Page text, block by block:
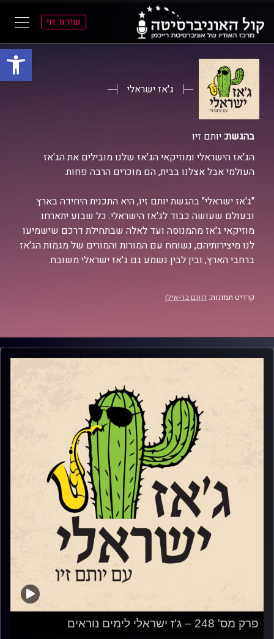
פתח
שידור חי
ג'אז ישראלי
בהגשת:יותם זיו
הג'אז הישראלי ומוזיקאי הג'אז שלנו מובילים את הג'אז
העולמי אבל אצלנו בבית, הם מוכרים הרבה פחות.
"ג'אז ישראלי" בהגשת יותם זיו, היא התכנית היחידה בארץ
ובעולם שעושה כבוד לג'אז הישראלי. כל שבוע יתארחו
מוזיקאי ג'אז מהמנוסה ועד לאלה שבתחילת דרכם שישמיעו
לנו מיצירותיהם, נשוחח עם המורות והמורים של מגמות הג'אז
ברחבי הארץ, ובין לבין נשמע גם ג'אז ישראלי משובח.
קרדיט תמונות: רותם בר-אילן
פרק מס' 248 – ג'ז ישראלי לימים נוראים